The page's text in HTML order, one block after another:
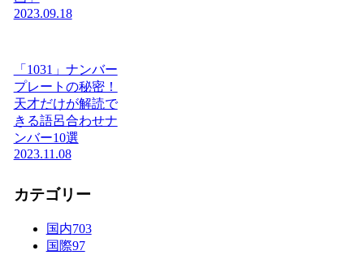
2023.09.18
「1031」ナンバー
プレートの秘密！
天才だけが解読で
きる語呂合わせナ
ンバー10選
2023.11.08
カテゴリー
国内703
国際97